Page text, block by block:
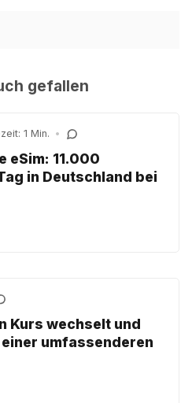
gefallen
1 Min. •
eSim: 11.000
in Deutschland bei
Kurs wechselt und
umfassenderen